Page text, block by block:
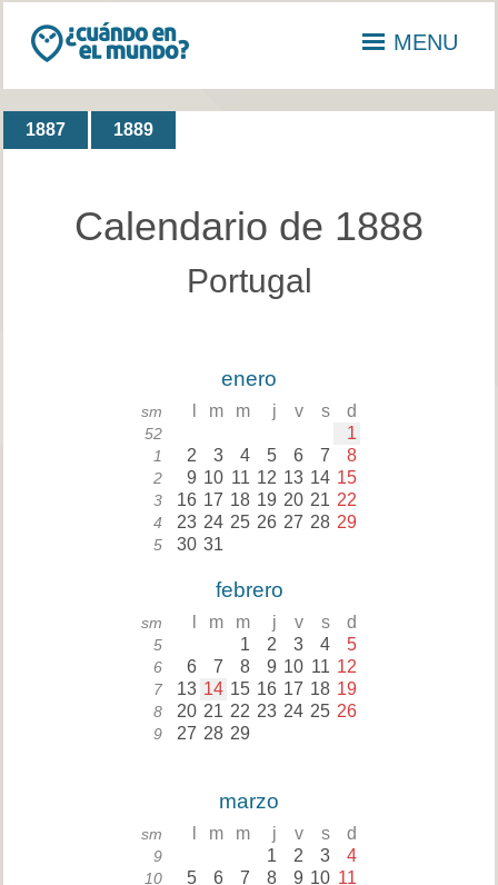
MENU
1887 1889
Calendario de 1888
Portugal
enero
sm m m j v s d
52 1
1 2 3 4 5 6 7 8
2 9 10 11 12 13 14 15
3 16 17 18 19 20 21 22
4 23 24 25 26 27 28 29
5 30 31
febrero
sm m m j v s d
5 1 2 3 4 5
6 6 7 8 9 10 11 12
7 13 14 15 16 17 18 19
8 20 21 22 23 24 25 26
9 27 28 29
marzo
sm m m j v s d
9 1 2 3 4
10 5 6 7 8 9 10 11